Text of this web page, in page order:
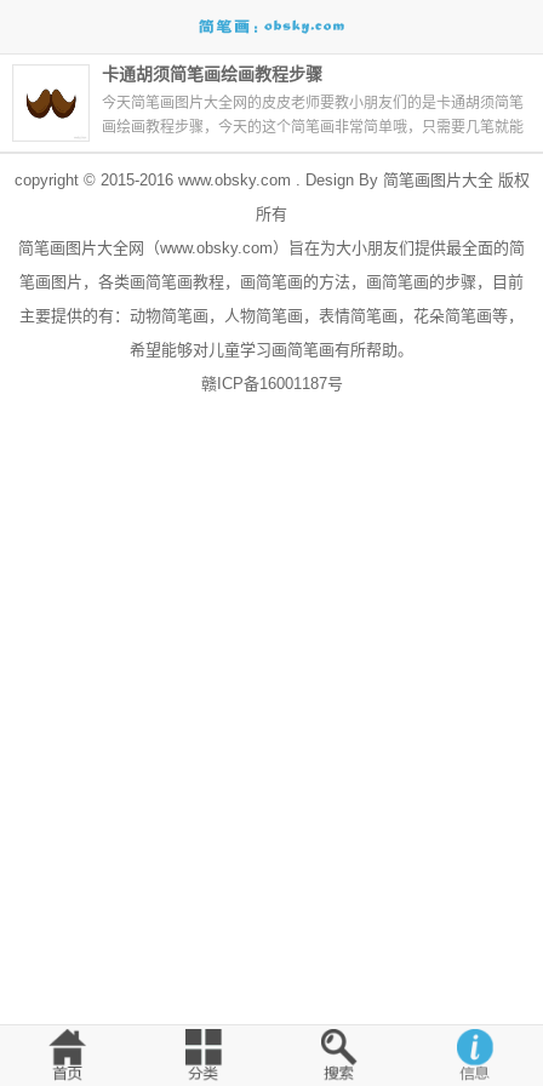
卡通胡须简笔画绘画教程步骤
今天简笔画图片大全网的皮皮老师要教小朋友们的是卡通胡须简笔
画绘画教程步骤，今天的这个简笔画非常简单哦，只需要几笔就能
够画出卡通胡须简笔画绘画教程步骤。这是一篇解...
06-24
copyright © 2015-2016 www.obsky.com . Design By 简笔画图片大全版权
所有
简笔画 图片大全网（www.obsky.com）旨在为大小朋友们提供最全面的简
笔画图片，各类画简笔画教程，画简笔画的方法，画简笔画的步骤，目前
主要提供的有： 动物简笔画 ， 人物简笔画 ，表情简笔画， 花朵简笔画等，
希望能够对儿童学习画简笔画有所帮助。
赣ICP备16001187号